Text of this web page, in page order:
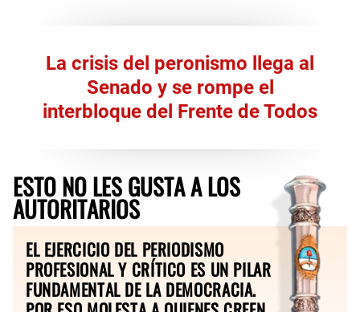
La crisis del peronismo llega al
Senado y se rompe el
interbloque del Frente de Todos
ESTO NO LES GUSTA A LOS
AUTORITARIOS
EL EJERCICIO DEL PERIODISMO
PROFESIONAL Y CRÍTICO ES UN PILAR
FUNDAMENTAL DE LA DEMOCRACIA.